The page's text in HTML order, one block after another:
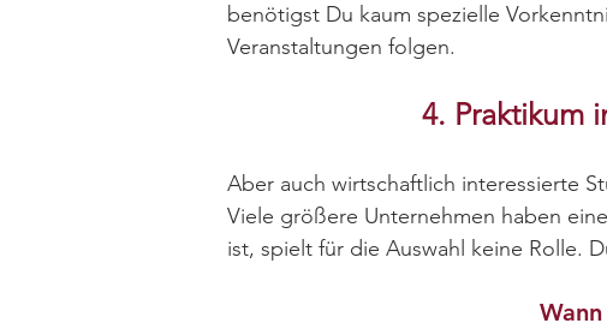
benötigst Du kaum spezielle
Veranstaltungen folgen.
4. Praktikum
Aber auch wirtschaftlich interessierte
Viele größere Unternehmen haben
ist, spielt für die Auswahl keine Rolle.